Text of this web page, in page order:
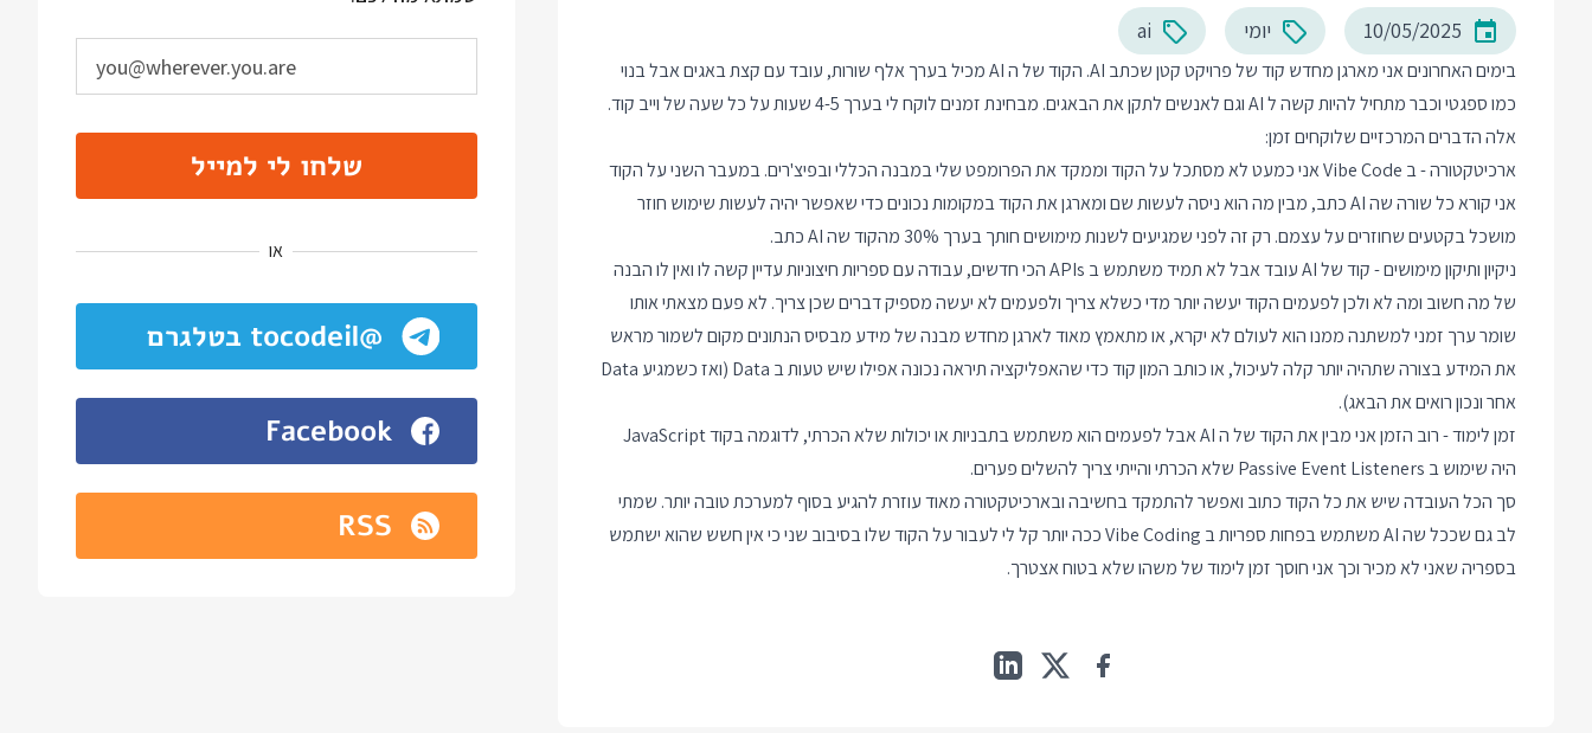
10/05/2025 יומי ai
בימים האחרונים אני מארגן מחדש קוד של פרויקט קטן שכתב AI. הקוד של ה AI מכיל בערך אלף שורות, עובד עם קצת באגים אבל בנוי
כמו ספגטי וכבר מתחיל להיות קשה ל AI וגם לאנשים לתקן את הבאגים. מבחינת זמנים לוקח לי בערך 4-5 שעות על כל שעה של וייב קוד.
אלה הדברים המרכזיים שלוקחים זמן:
ארכיטקטורה - ב Vibe Code אני כמעט לא מסתכל על הקוד וממקד את הפרומפט שלי במבנה הכללי ובפיצ'רים. במעבר השני על הקוד
אני קורא כל שורה שה AI כתב, מבין מה הוא ניסה לעשות שם ומארגן את הקוד במקומות נכונים כדי שאפשר יהיה לעשות שימוש חוזר
מושכל בקטעים שחוזרים על עצמם. רק זה לפני שמגיעים לשנות מימושים חותך בערך 30% מהקוד שה AI כתב.
ניקיון ותיקון מימושים - קוד של AI עובד אבל לא תמיד משתמש ב APIs הכי חדשים, עבודה עם ספריות חיצוניות עדיין קשה לו ואין לו הבנה
של מה חשוב ומה לא ולכן לפעמים הקוד יעשה יותר מדי כשלא צריך ולפעמים לא יעשה מספיק דברים שכן צריך. לא פעם מצאתי אותו
שומר ערך זמני למשתנה ממנו הוא לעולם לא יקרא, או מתאמץ מאוד לארגן מחדש מבנה של מידע מבסיס הנתונים מקום לשמור מראש
את המידע בצורה שתהיה יותר קלה לעיכול, או כותב המון קוד כדי שהאפליקציה תיראה נכונה אפילו שיש טעות ב Data (ואז כשמגיע Data
אחר ונכון רואים את הבאג).
זמן לימוד - רוב הזמן אני מבין את הקוד של ה AI אבל לפעמים הוא משתמש בתבניות או יכולות שלא הכרתי, לדוגמה בקוד JavaScript
היה שימוש ב Passive Event Listeners שלא הכרתי והייתי צריך להשלים פערים.
סך הכל העובדה שיש את כל הקוד כתוב ואפשר להתמקד בחשיבה ובארכיטקטורה מאוד עוזרת להגיע בסוף למערכת טובה יותר. שמתי
לב גם שככל שה AI משתמש בפחות ספריות ב Vibe Coding ככה יותר קל לי לעבור על הקוד שלו בסיבוב שני כי אין חשש שהוא ישתמש
בספריה שאני לא מכיר וכך אני חוסך זמן לימוד של משהו שלא בטוח אצטרך.
שלחו לי למייל
או
@tocodeil בטלגרם
Facebook
RSS